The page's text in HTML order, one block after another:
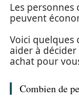
Les personnes
peuvent
Voici quelques
aider à
achat pour
Combien de